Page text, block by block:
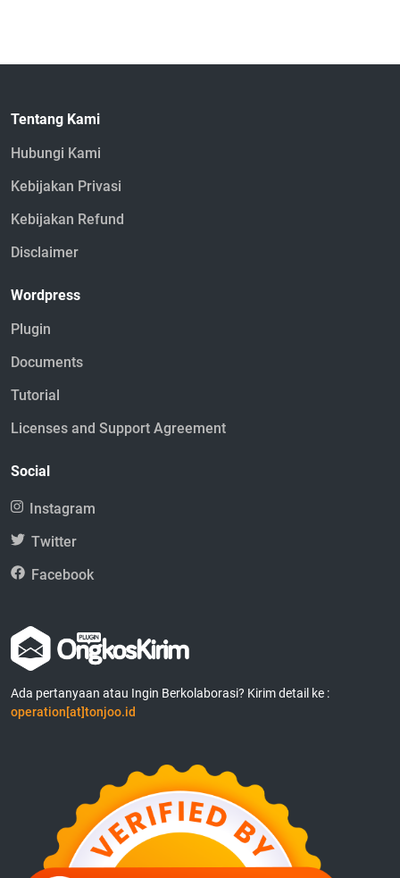
Tentang Kami
Hubungi Kami
Kebijakan Privasi
Kebijakan Refund
Disclaimer
Wordpress
Plugin
Documents
Tutorial
Licenses and Support Agreement
Social
Instagram
Twitter
Facebook
Ada pertanyaan atau Ingin Berkolaborasi? Kirim detail ke :
operation[at]tonjoo.id